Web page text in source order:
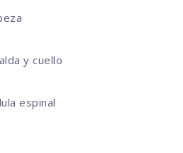
y cuello
espinal